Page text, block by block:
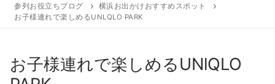
HOME
参列お役立ちブログ
横浜お出かけおすすめスポット
お子様連れで楽しめるUNLQLO PARK
お子様連れで楽しめるUNlQLO